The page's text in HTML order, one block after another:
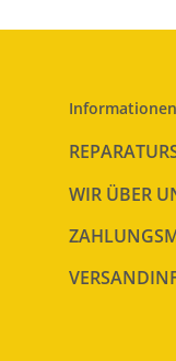
Informationen
WIR ÜBER